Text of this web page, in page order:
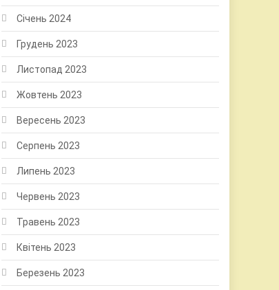
Січень 2024
Грудень 2023
Листопад 2023
Жовтень 2023
Вересень 2023
Серпень 2023
Липень 2023
Червень 2023
Травень 2023
Квітень 2023
Березень 2023